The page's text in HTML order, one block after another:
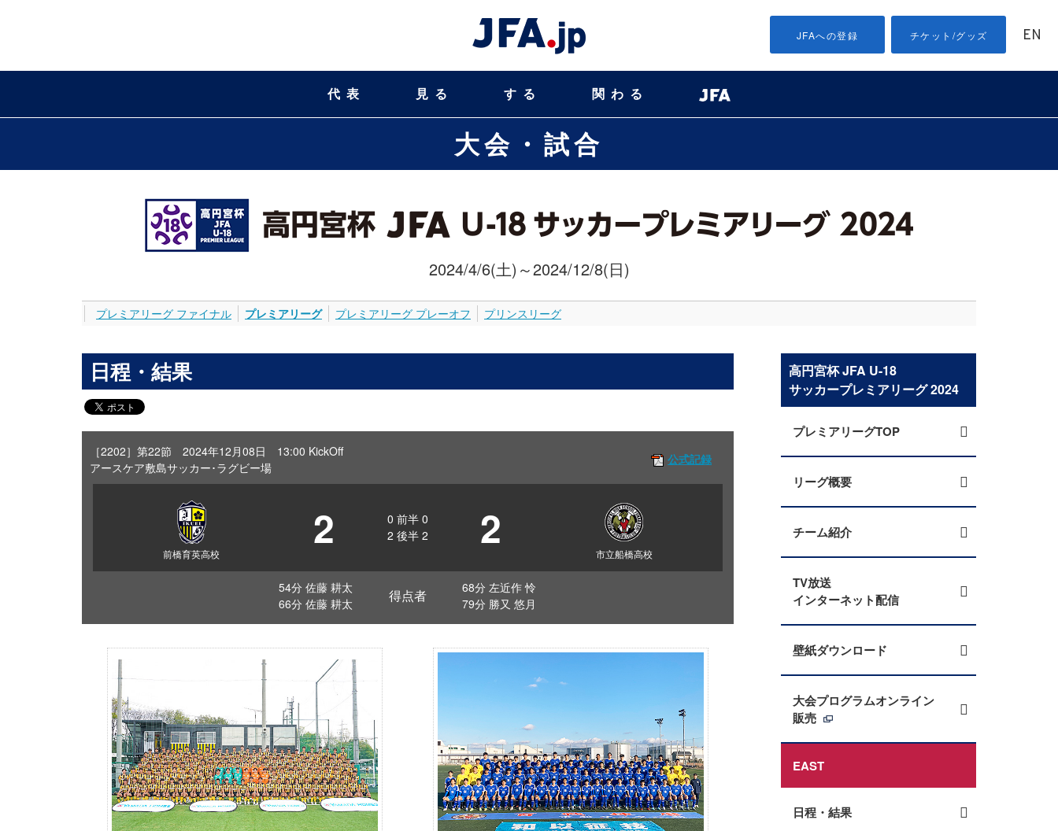
JFAへの登録 チケット/グッズ EN
代表 見る する 関わる
大会・試合
2024/4/6(土)～2024/12/8(日)
プレミアリーグ ファイナル プレミアリーグ プレミアリーグ プレーオフ プリンスリーグ
日程・結果
［2202］第22節 2024年12月08日 13:00 KickOff
アースケア敷島サッカー･ラグビー場
公式記録
前橋育英高校 2 0 前半 0
2 後半 2 2 市立船橋高校
54分 佐藤 耕太
66分 佐藤 耕太
得点者
68分 左近作 怜
79分 勝又 悠月
高円宮杯 JFA U-18
サッカープレミアリーグ 2024
プレミアリーグTOP
リーグ概要
チーム紹介
TV放送
インターネット配信
壁紙ダウンロード
大会プログラムオンライン
販売
EAST
日程・結果